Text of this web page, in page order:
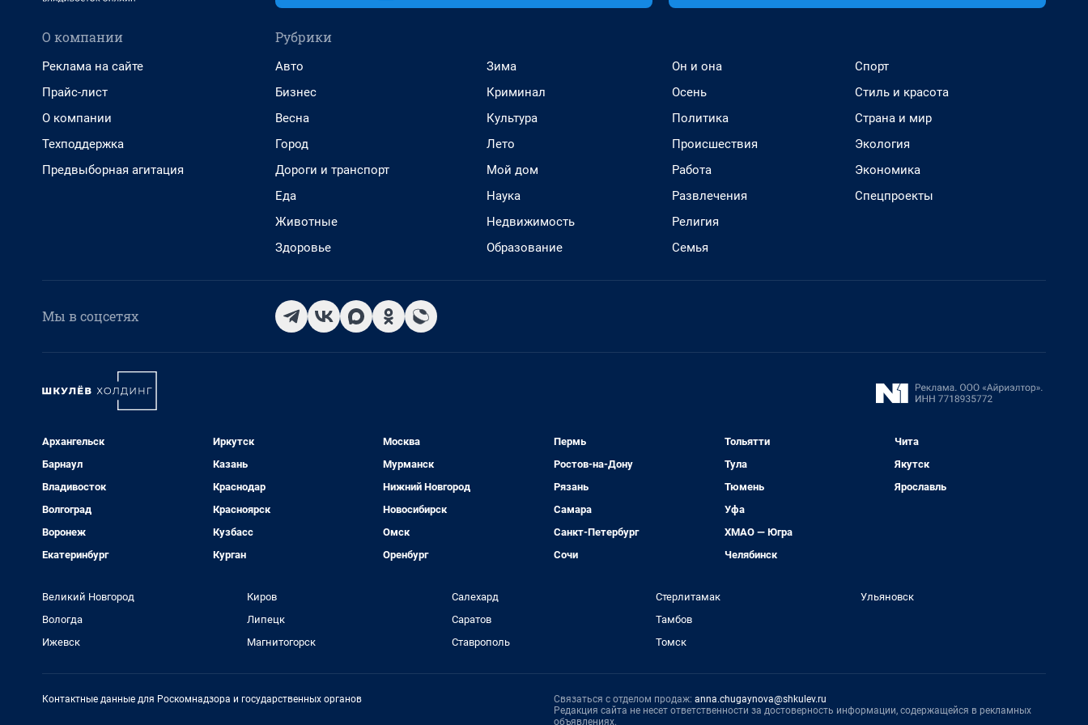
О компании
Реклама на сайте
Прайс-лист
О компании
Техподдержка
Предвыборная агитация
Рубрики
Авто
Бизнес
Весна
Город
Дороги и транспорт
Еда
Животные
Здоровье
Зима
Криминал
Культура
Лето
Мой дом
Наука
Недвижимость
Образование
Он и она
Осень
Политика
Происшествия
Работа
Развлечения
Религия
Семья
Спорт
Стиль и красота
Страна и мир
Экология
Экономика
Спецпроекты
Мы в соцсетях
Архангельск
Барнаул
Владивосток
Волгоград
Воронеж
Екатеринбург
Иркутск
Казань
Краснодар
Красноярск
Кузбасс
Курган
Москва
Мурманск
Нижний Новгород
Новосибирск
Омск
Оренбург
Пермь
Ростов-на-Дону
Рязань
Самара
Санкт-Петербург
Сочи
Тольятти
Тула
Тюмень
Уфа
ХМАО — Югра
Челябинск
Чита
Якутск
Ярославль
Великий Новгород
Вологда
Ижевск
Киров
Липецк
Магнитогорск
Салехард
Саратов
Ставрополь
Стерлитамак
Тамбов
Томск
Ульяновск
Контактные данные для Роскомнадзора и государственных органов Связаться с отделом продаж: anna.chugaynova@shkulev.ru
Редакция сайта не несет ответственности за достоверность информации, содержащейся в рекламных
объявлениях.